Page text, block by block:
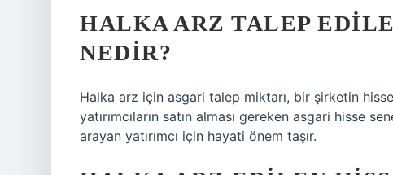
HALKA ARZ TALEP
NEDIR?
Halka arz için asgari talep miktarı, bir şirketin
yatırımcıların satın alması gereken asgari hisse
arayan yatırımcı için hayati önem taşır.